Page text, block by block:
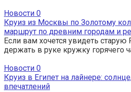
Новости 0
Круиз из Москвы по Золотому
маршрут по древним городам и
Если вам хочется увидеть старую
держать в руке кружку горячего
Новости 0
Круиз в Египет на лайнере:
впечатлений